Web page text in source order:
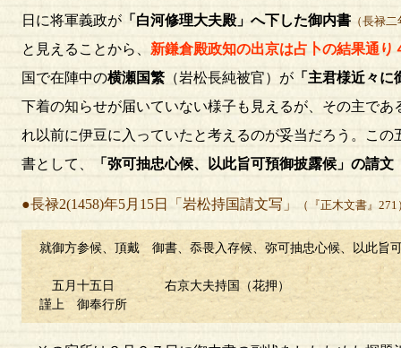
日に将軍義政が 「白河修理大夫殿」へ下した御内書 （長禄
と見えることから、 新鎌倉殿政知の出京は占卜の結果通り
国で在陣中の横瀬国繁 （岩松長純被官）が 「主君様近々
下着の知らせが届いていない様子も見えるが、その主であ
れ以前に伊豆に入っていたと考えるのが妥当だろう。この
書として、
「弥可抽忠心候、以此旨可預御披露候」の請文
●長禄2(1458)年5月15日「岩松持国請文写」 （『正木文書』271
就御方参候、頂戴 御書、忝畏入存候、弥可抽忠心候、以此旨
五月十五日 右京大夫持国（花押）
謹上 御奉行所